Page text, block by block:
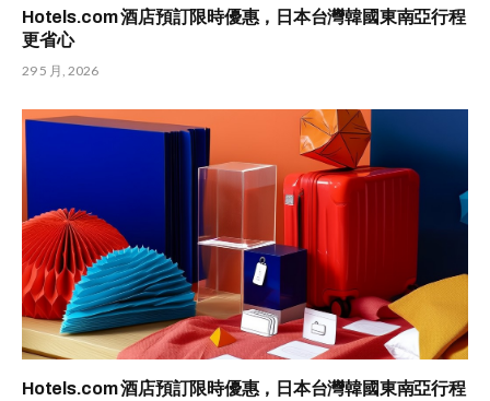
Hotels.com 酒店預訂限時優惠，日本台灣韓國東南亞行程
更省心
29 5 月, 2026
Hotels.com 酒店預訂限時優惠，日本台灣韓國東南亞行程